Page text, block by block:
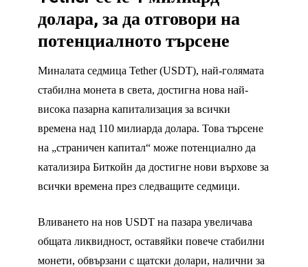
долара, за да отговори на
потенциалното търсене
Миналата седмица Tether (USDT), най-голямата
стабилна монета в света, достигна нова най-
висока пазарна капитализация за всички
времена над 110 милиарда долара. Това търсене
на „страничен капитал“ може потенциално да
катализира Биткойн да достигне нови върхове за
всички времена през следващите седмици.
Вливането на нов USDT на пазара увеличава
общата ликвидност, оставяйки повече стабилни
монети, обвързани с щатски долари, налични за